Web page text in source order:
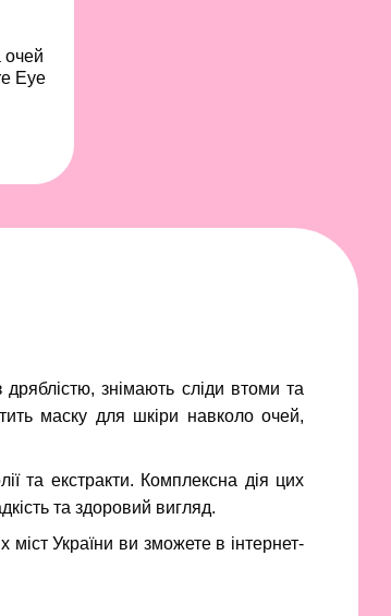
знімають сліди втоми та
маску для шкіри навколо очей,
та екстракти. Комплексна дія цих
та здоровий вигляд.
міст України ви зможете в інтернет-
очей
Eye